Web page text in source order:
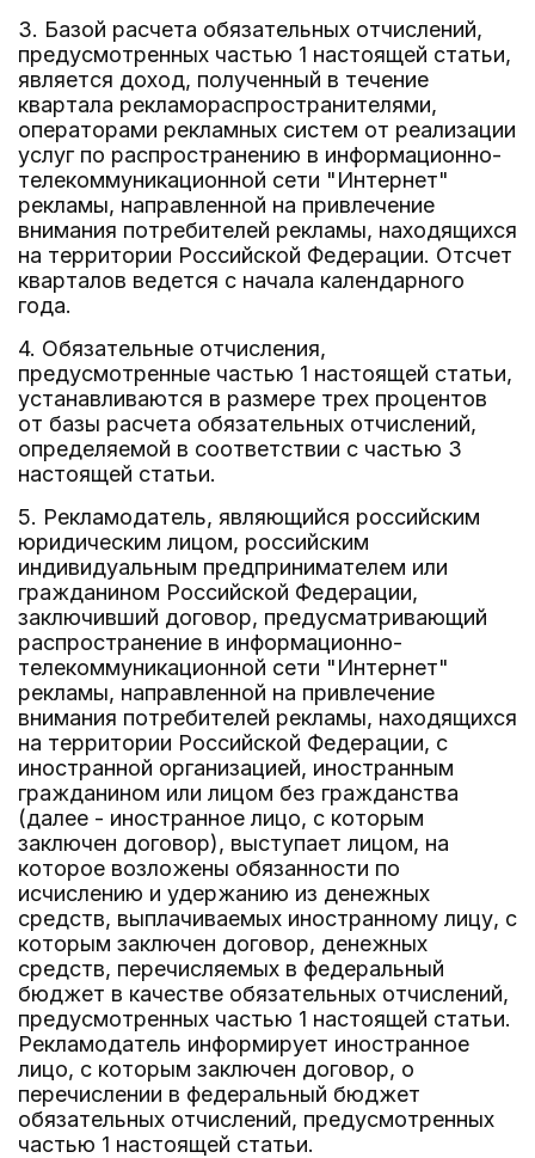
3. Базой расчета обязательных отчислений,
предусмотренных частью 1 настоящей статьи,
является доход, полученный в течение
квартала рекламораспространителями,
операторами рекламных систем от реализации
услуг по распространению в информационно-
телекоммуникационной сети "Интернет"
рекламы, направленной на привлечение
внимания потребителей рекламы, находящихся
на территории Российской Федерации. Отсчет
кварталов ведется с начала календарного
года.
4. Обязательные отчисления,
предусмотренные частью 1 настоящей статьи,
устанавливаются в размере трех процентов
от базы расчета обязательных отчислений,
определяемой в соответствии с частью 3
настоящей статьи.
5. Рекламодатель, являющийся российским
юридическим лицом, российским
индивидуальным предпринимателем или
гражданином Российской Федерации,
заключивший договор, предусматривающий
распространение в информационно-
телекоммуникационной сети "Интернет"
рекламы, направленной на привлечение
внимания потребителей рекламы, находящихся
на территории Российской Федерации, с
иностранной организацией, иностранным
гражданином или лицом без гражданства
(далее - иностранное лицо, с которым
заключен договор), выступает лицом, на
которое возложены обязанности по
исчислению и удержанию из денежных
средств, выплачиваемых иностранному лицу, с
которым заключен договор, денежных
средств, перечисляемых в федеральный
бюджет в качестве обязательных отчислений,
предусмотренных частью 1 настоящей статьи.
Рекламодатель информирует иностранное
лицо, с которым заключен договор, о
перечислении в федеральный бюджет
обязательных отчислений, предусмотренных
частью 1 настоящей статьи.